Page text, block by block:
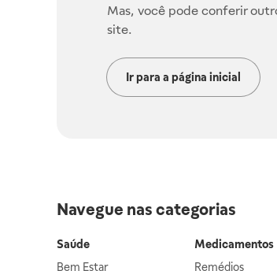
Mas, você pode conferir
site.
Ir para a página inicial
Navegue nas categorias
Saúde
Bem Estar
Medicamentos
Remédios